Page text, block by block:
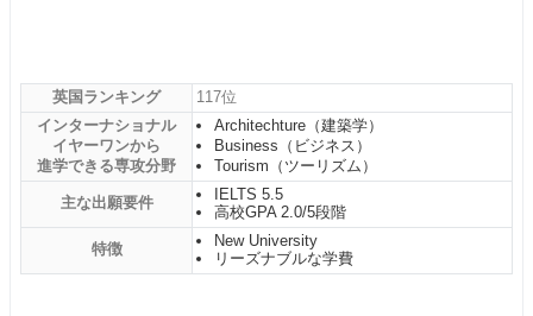
英国ランキング
117位
インターナショナル
イヤーワンから
進学できる専攻分野
Architechture（建築学）
Business（ビジネス）
Tourism（ツーリズム）
主な出願要件
IELTS 5.5
高校GPA 2.0/5段階
特徴
New University
リーズナブルな学費